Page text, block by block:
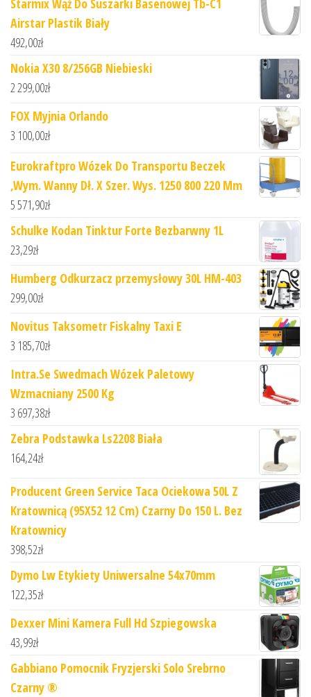
Starmix Wąż Do Suszarki Basenowej Tb-C1
Airstar Plastik Biały
492,00zł
Nokia X30 8/256GB Niebieski
2 299,00zł
FOX Myjnia Orlando
3 100,00zł
Eurokraftpro Wózek Do Transportu Beczek
,Wym. Wanny Dł. X Szer. Wys. 1250 800 220 Mm
5 571,90zł
Schulke Kodan Tinktur Forte Bezbarwny 1L
23,29zł
Humberg Odkurzacz przemysłowy 30L HM-403
299,00zł
Novitus Taksometr Fiskalny Taxi E
3 185,70zł
Intra.Se Swedmach Wózek Paletowy
Wzmacniany 2500 Kg
3 697,38zł
Zebra Podstawka Ls2208 Biała
164,24zł
Producent Green Service Taca Ociekowa 50L Z
Kratownicą (95X52 12 Cm) Czarny Do 150 L. Bez
Kratownicy
398,52zł
Dymo Lw Etykiety Uniwersalne 54x70mm
122,35zł
Dexxer Mini Kamera Full Hd Szpiegowska
43,99zł
Gabbiano Pomocnik Fryzjerski Solo Srebrno
Czarny ®